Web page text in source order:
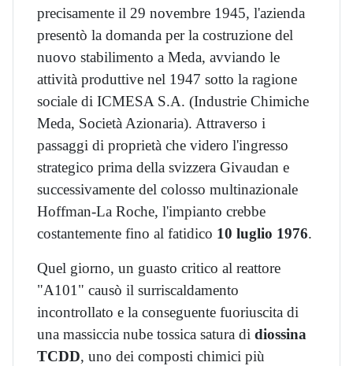
precisamente il 29 novembre 1945, l'azienda
presentò la domanda per la costruzione del
nuovo stabilimento a Meda, avviando le
attività produttive nel 1947 sotto la ragione
sociale di ICMESA S.A. (Industrie Chimiche
Meda, Società Azionaria). Attraverso i
passaggi di proprietà che videro l'ingresso
strategico prima della svizzera Givaudan e
successivamente del colosso multinazionale
Hoffman-La Roche, l'impianto crebbe
costantemente fino al fatidico 10 luglio 1976.
Quel giorno, un guasto critico al reattore
"A101" causò il surriscaldamento
incontrollato e la conseguente fuoriuscita di
una massiccia nube tossica satura di diossina
TCDD, uno dei composti chimici più